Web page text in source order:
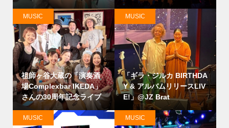
祖師ヶ谷大蔵の「演奏酒
場Complexbar IKEDA」
さんの30周年記念ライブ
MUSIC
「ギラ・ジルカ BIRTHDA
Y & アルバムリリースLIV
E!」@JZ Brat
MUSIC
MUSIC MUSIC